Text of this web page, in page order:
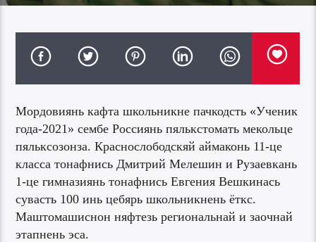
Мордовиянь кафта школьникне пачкодсть «Ученик
года-2021» сембе Россиянь пялькстомать мекольце
пяльксозонза. Краснослободскяй аймаконь 11-це
класса тонафнись Дмитрий Мелешин и Рузаевкань
1-це гимназиянь тонафнись Евгения Вешкинась
сувасть 100 инь цебярь школьникнень ёткс.
Маштомашиснон няфтезь региональнай и заочнай
этапнень эса.